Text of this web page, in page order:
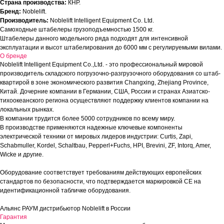
Страна производства: КНР.
Бренд: Noblelift.
Производитель: Noblelift Intelligent Equipment Co. Ltd.
Самоходные штабелеры грузоподъемностью 1500 кг.
Штабелеры данного модельного ряда подходят для интенсивной
эксплуатации и высот штабелирования до 6000 мм с регулируемыми вилами.
О бренде
Noblelift Intelligent Equipment Co.,Ltd. - это профессиональный мировой
производитель складского погрузочно-разгрузочного оборудования со штаб-
квартирой в зоне экономического развития Changxing, Zhejiang Province,
Китай. Дочерние компании в Германии, США, России и странах Азиатско-
тихоокеанского региона осуществляют поддержку клиентов компании на
локальных рынках.
В компании трудится более 5000 сотрудников по всему миру.
В производстве применяются надежные ключевые компоненты
электрической техники от мировых лидеров индустрии: Curtis, Zapi,
Schabmuller, Kordel, Schaltbau, Pepperl+Fuchs, HPI, Brevini, ZF, Intorq, Amer,
Wicke и другие.
Оборудование соответствует требованиям действующих европейских
стандартов по безопасности, что подтверждается маркировкой СЕ на
идентификационной табличке оборудования.
Альянс РАУМ дистрибьютор Noblelift в России
Гарантия